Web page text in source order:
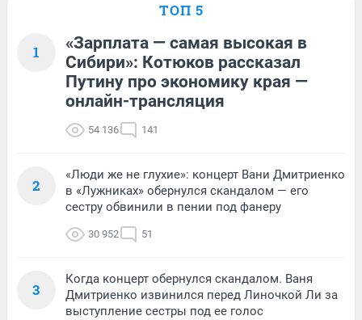
ТОП 5
1
«Зарплата — самая высокая в
Сибири»: Котюков рассказал
Путину про экономику края —
онлайн-трансляция
54 136 141
2
«Люди же не глухие»: концерт Вани Дмитриенко
в «Лужниках» обернулся скандалом — его
сестру обвинили в пении под фанеру
30 952 51
3
Когда концерт обернулся скандалом. Ваня
Дмитриенко извинился перед Линочкой Ли за
выступление сестры под ее голос